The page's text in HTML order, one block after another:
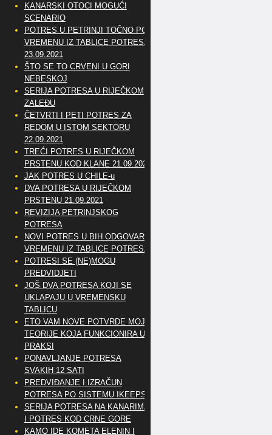
KANARSKI OTOCI MOGUĆI
SCENARIO
POTRES U PETRINJI TOČNO PO
VREMENU IZ TABLICE POTRESA
23.09.2021
ŠTO SE TO CRVENI U GORI
NEBESKOJ
SERIJA POTRESA U RIJEČKOM
ZALEĐU
ČETVRTI I PETI POTRES ZA
REDOM U ISTOM SEKTORU
22.09.2021
TREĆI POTRES U RIJEČKOM
PRSTENU KOD KLANE 21.09.2021
JAK POTRES U CHILE-u
DVA POTRESA U RIJEČKOM
PRSTENU 21.09.2021
REVIZIJA PETRINJSKOG
POTRESA
NOVI POTRES U BIH ODGOVARA
VREMENU IZ TABLICE POTRESA
POTRESI SE (NE)MOGU
PREDVIDJETI
JOŠ DVA POTRESA KOJI SE
UKLAPAJU U VREMENSKU
TABLICU
ETO VAM NOVE POTVRDE MOJE
TEORIJE KOJA FUNKCIONIRA U
PRAKSI
PONAVLJANJE POTRESA
SVAKIH 12 SATI
PREDVIĐANJE I IZRAČUN
POTRESA PO SISTEMU IKEEPS
SERIJA POTRESA NA KANARIMA
I POTRES KOD CRNE GORE
KAMO IDE KOMETA ELENIN I